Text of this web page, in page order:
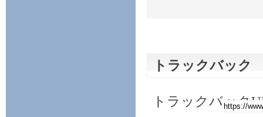
トラックバック
トラックバック